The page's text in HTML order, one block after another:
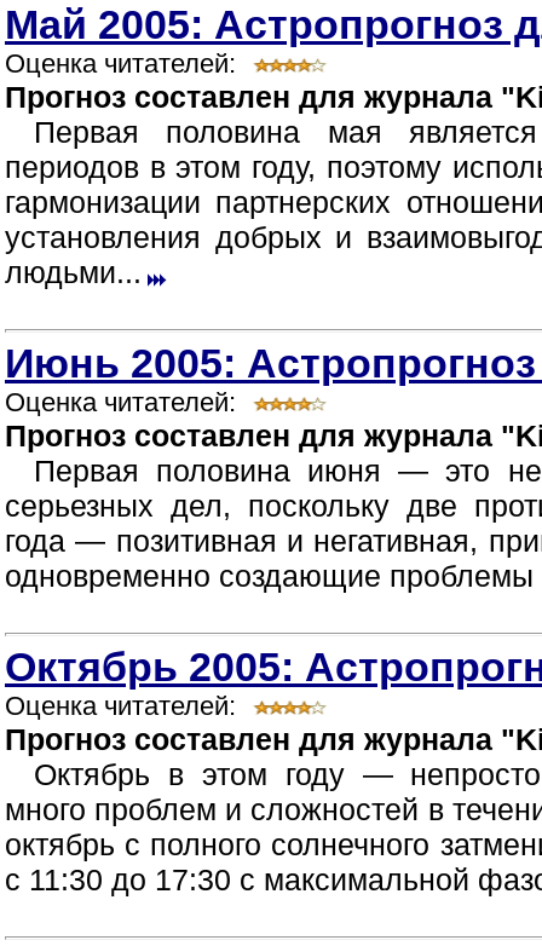
Май 2005: Астропрогноз
Оценка читателей:
Прогноз составлен для журнала
Первая половина мая
периодов в этом году, поэтому
гармонизации партнерских
установления добрых и
людьми...
Июнь 2005:
Оценка читателей:
Прогноз составлен для журнала
Первая половина июня — это
серьезных дел, поскольку две
года — позитивная и негативная,
одновременно создающие
Октябрь 2005:
Оценка читателей:
Прогноз составлен для журнала
Октябрь в этом году —
много проблем и сложностей в
октябрь с полного солнечного
с 11:30 до 17:30 с максимальной